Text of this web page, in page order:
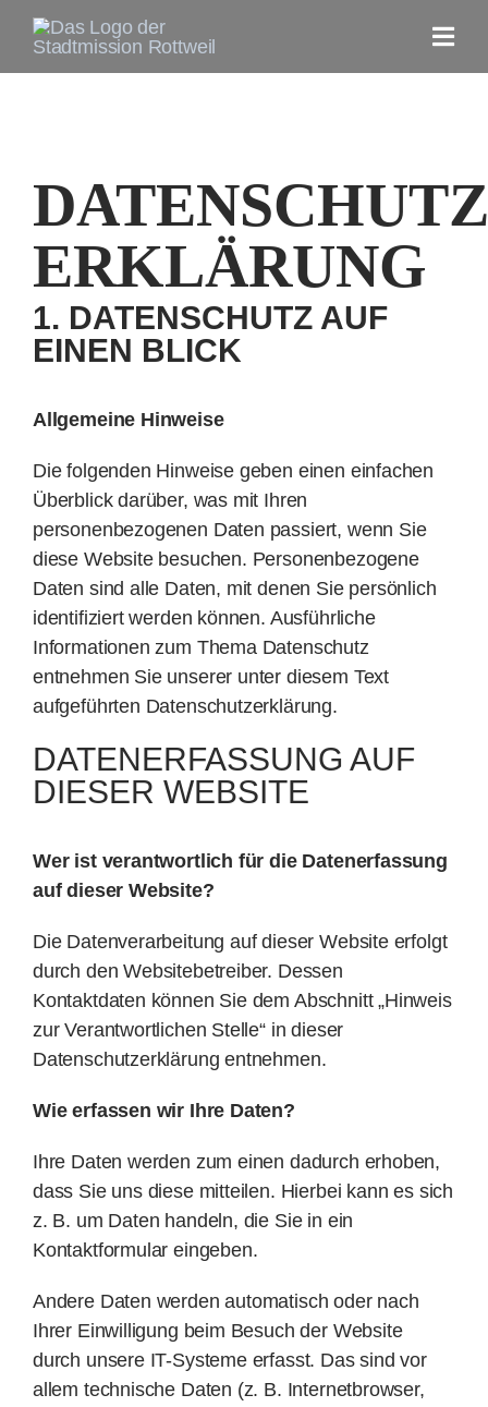
Zum
Inhalt
springen
Aktuelles
Unsere Gemeinde
Gottesdienste
Jesus FAQs
Kontakt
ERKLÄRUNG
1. DATENSCHUTZ AUF
EINEN BLICK
Allgemeine Hinweise
Die folgenden Hinweise geben einen einfachen
Überblick darüber, was mit Ihren
personenbezogenen Daten passiert, wenn Sie
diese Website besuchen. Personenbezogene
Daten sind alle Daten, mit denen Sie persönlich
identifiziert werden können. Ausführliche
Informationen zum Thema Datenschutz
entnehmen Sie unserer unter diesem Text
aufgeführten Datenschutzerklärung.
DATENERFASSUNG AUF
DIESER WEBSITE
Wer ist verantwortlich für die Datenerfassung
auf dieser Website?
Die Datenverarbeitung auf dieser Website erfolgt
durch den Websitebetreiber. Dessen
Kontaktdaten können Sie dem Abschnitt „Hinweis
zur Verantwortlichen Stelle“ in dieser
Datenschutzerklärung entnehmen.
Wie erfassen wir Ihre Daten?
Ihre Daten werden zum einen dadurch erhoben,
dass Sie uns diese mitteilen. Hierbei kann es sich
z. B. um Daten handeln, die Sie in ein
Kontaktformular eingeben.
Andere Daten werden automatisch oder nach
Ihrer Einwilligung beim Besuch der Website
durch unsere IT-Systeme erfasst. Das sind vor
allem technische Daten (z. B. Internetbrowser,